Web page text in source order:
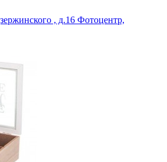
, д.16 Фотоцентр,